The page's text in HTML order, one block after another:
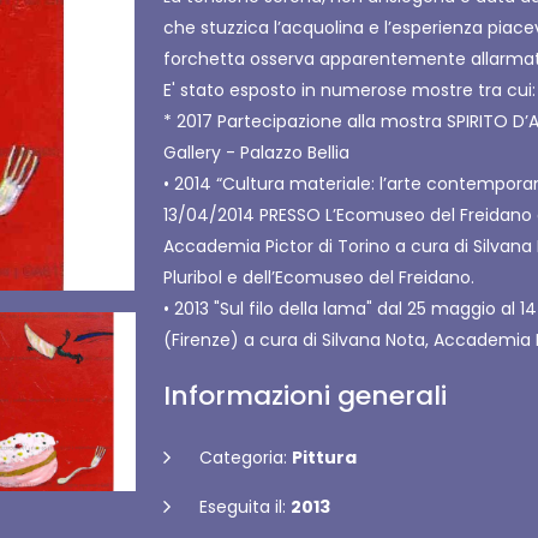
che stuzzica l’acquolina e l’esperienza
forchetta osserva apparentemente
E' stato esposto in numerose mostre tra cui:
* 2017 Partecipazione alla mostra SPIRITO
Gallery - Palazzo Bellia
• 2014 “Cultura materiale: l’arte
13/04/2014 PRESSO L’Ecomuseo del
Accademia Pictor di Torino a cura di
Pluribol e dell’Ecomuseo del Freidano.
• 2013 "Sul filo della lama" dal 25 maggio al
(Firenze) a cura di Silvana Nota, Accademia
Informazioni generali
Categoria: Pittura
Eseguita il: 2013